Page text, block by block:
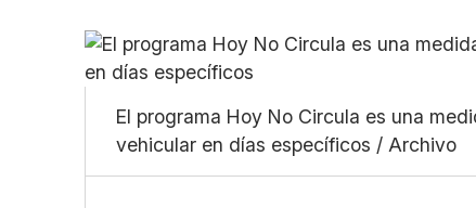
El programa Hoy No Circula es una
vehicular en días específicos / Archivo